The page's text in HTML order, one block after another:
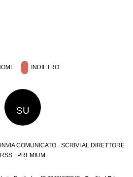
INDIETRO
SU
INVIA COMUNICATO
SCRIVI AL DIRETTORE
RSS
PREMIUM